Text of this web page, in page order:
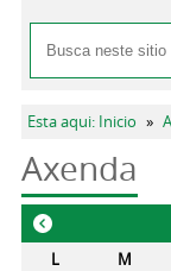
Buscar
Vostede está
Esta aqui: Inicio »
Axenda
«
L M